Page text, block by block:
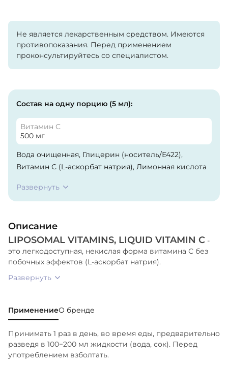
Не является лекарственным средством. Имеются
противопоказания. Перед применением
проконсультируйтесь со специалистом.
Состав на одну порцию (5 мл):
Витамин С
500 мг
Вода очищенная, Глицерин (носитель/Е422),
Витамин С (L-аскорбат натрия), Лимонная кислота
пищевой «банан».
Развернуть
Описание
LIPOSOMAL VITAMINS, LIQUID VITAMIN C -
это легкодоступная, некислая форма витамина С без
побочных эффектов (L-аскорбат натрия).
Развернуть
ПрименениеО бренде
Принимать 1 раз в день, во время еды, предварительно
разведя в 100−200 мл жидкости (вода, сок). Перед
употреблением взболтать.